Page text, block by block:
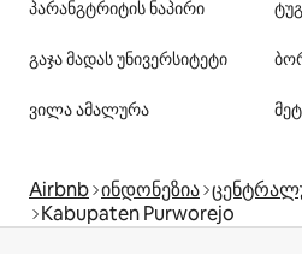
პარანგტრიტის ნაპირი
გაჯა მადას უნივერსიტეტი
ვილა ამალურა
Airbnb ინდონეზია
Kabupaten Purworejo